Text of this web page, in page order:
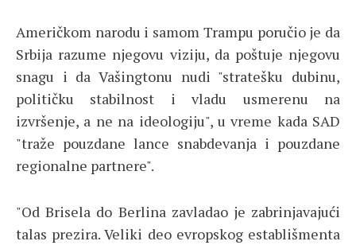
Američkom narodu i samom Trampu poručio je da
Srbija razume njegovu viziju, da poštuje njegovu
snagu i da Vašingtonu nudi "stratešku dubinu,
političku stabilnost i vladu usmerenu na
izvršenje, a ne na ideologiju", u vreme kada SAD
"traže pouzdane lance snabdevanja i pouzdane
regionalne partnere".
"Od Brisela do Berlina zavladao je zabrinjavajući
talas prezira. Veliki deo evropskog establišmenta